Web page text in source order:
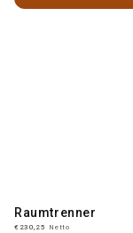
Raumtrenner
€230,25 Netto